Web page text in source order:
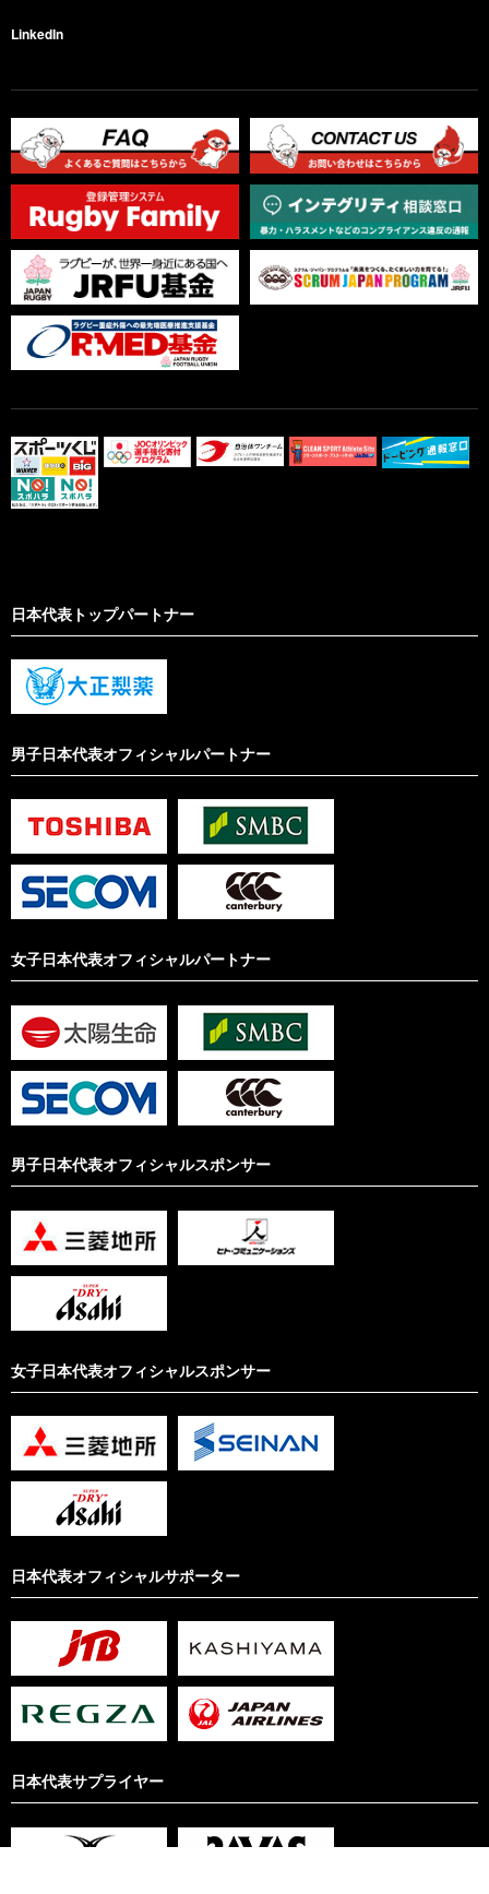
LinkedIn
日本代表トップパートナー
男子日本代表オフィシャルパートナー
女子日本代表オフィシャルパートナー
男子日本代表オフィシャルスポンサー
女子日本代表オフィシャルスポンサー
日本代表オフィシャルサポーター
日本代表サプライヤー